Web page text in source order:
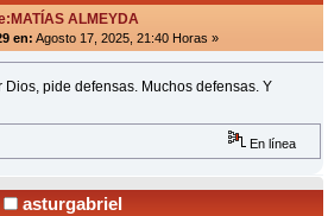
ALMEYDA
en: Agosto 17, 2025, 21:40 Horas »
Dios, pide defensas. Muchos defensas. Y
En línea
asturgabriel